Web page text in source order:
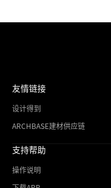
友情链接
设计得到
ARCHBASE建材供应链
支持帮助
操作说明